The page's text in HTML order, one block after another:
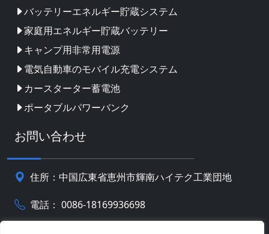
バッテリーエネルギー貯蔵システム
家庭用エネルギー貯蔵バッテリー
キャンプ用非常用電源
電気自動車のモバイル充電システム
カースターター蓄電池
ポータブルパワーバンク
お問い合わせ
住所：中国広東省恵州市輝南ハイテク工業団地
電話： 0086-18169936698